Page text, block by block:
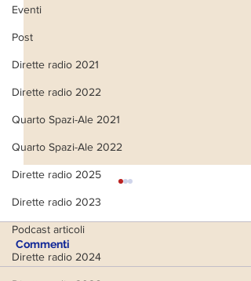
Eventi
Post
Dirette radio 2021
Dirette radio 2022
Quarto Spazi-Ale 2021
Quarto Spazi-Ale 2022
Dirette radio 2025
Dirette radio 2023
Podcast articoli
Dirette radio 2024
Commenti